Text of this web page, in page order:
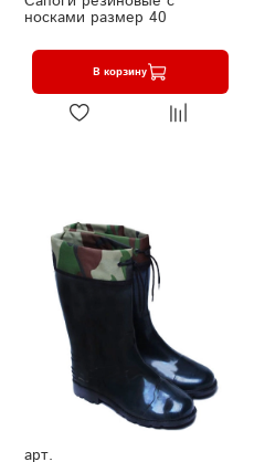
носками размер 40
В корзину
арт.